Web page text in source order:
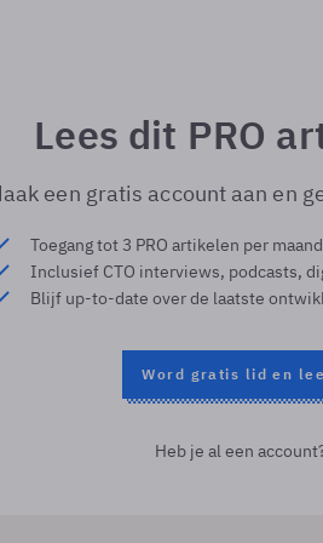
Lees dit PRO
een gratis account aan en
Toegang tot 3 PRO artikelen per maand
Inclusief CTO interviews, podcasts,
Blijf up-to-date over de laatste
Word gratis lid en
Heb je al een